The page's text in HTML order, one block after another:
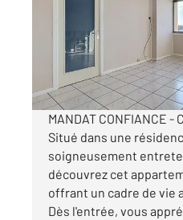
Appartement F2
79 400
Visiter le site dédié
MANDAT CONFIANCE -
Situé dans une
soigneusement
découvrez cet
offrant un cadre de vie
Dès l'entrée, vous